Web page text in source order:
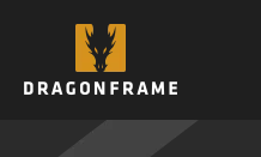
springen